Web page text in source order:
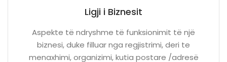
Ligji i Biznesit
Aspekte të ndryshme të funksionimit të një
biznesi, duke filluar nga regjistrimi, deri te
menaxhimi, organizimi, kutia postare /adresë